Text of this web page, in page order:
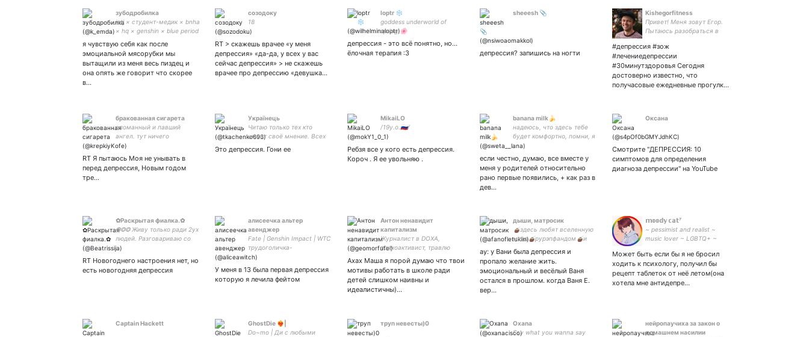
зубодробилка
intj × студент-медик × bnha
× hq × genshin × blue period
stan × юп by middfoxx ×
я чувствую себя как после
эмоциальной мясорубки мы
вытащили из меня весь пиздец и
она опять же говорит что скорее
в…
созодоку
18
RT > скажешь врачее «у меня
депрессия» «да-да, у всех у вас
сейчас депрессия» > не скажешь
врачее про депрессию «девушка…
loptr ❄
goddess underworld of
spring 🌸
депрессия - это всё понятно, но...
ёлочная терапия :3
sheeesh 📎
депрессия? запишись на ногти
Kishegorfitness
Привет! Меня зовут Егор.
Пытаюсь разобраться в
нагрузки влияют на жизнь.
#депрессия #зож
#лечениедепрессии
#30минутздоровья Сегодня
достоверно известно, что
получасовые ежедневные прогулк…
бракованная сигарета
сломанный и павший
ангел. тут ничего
особенного нет. Закрытка
RT Я пытаюсь Моя не унывать в
перед депрессия, Новым годом
тре…
Українець
Читаю только тех кто
имеет своё мнение. Всех
Это депрессия. Гони ее
MikaiLO
/19y.o.🇷🇺/
Ребзя все у кого есть депрессия.
Короч . Я ее увольняю .
banana milk🍌
надеюсь, что здесь тебе
будет комфортно, помни, я
всегда здесь, чтоб
бояться♥️ +
если честно, думаю, все вместе у
меня у родителей относительно
рано первые появились, + как раз в
дев…
Оксана
Смотрите "ДЕПРЕССИЯ: 10
симптомов для определения
диагноза депрессии" на YouTube
✿Раскрытая фиалка.✿
❂❂❂ Живу только ради 2ух
людей. Разговариваю со
своим демоном. Из
один шаг. ❂❂❂ #Взаимная
RT Новогоднего настроения нет, но
есть новогодняя депрессия
алисеечка альтер
авенджер
Fate | Genshin Impact | WTC
трудоголичка-
бездельница, фангёрлю по
когда-то рисовала, но
потом диплом прострелил
У меня в 13 была первая депрессия
которую я лечила фейтом
Антон ненавидит
капитализм
Журналист в DOXA,
психоактивист, травлю
либертарианцев,
патриархалов, нациков и
гомофобов
Ахах Маша я порой думаю что твои
мотивы работать в школе ради
детей слишком наивны и
идеалистичны)…
дыши, матросик
🧉здесь любят вселенную
мгчд🧉рурэпфандом🧉и
zhert.f1ve. делаю разные
видосики, загляните;)
ау: у Вани была депрессия и
пропало желание жить.
эмоциональный и весёлый Ваня
остался в прошлом. когда Ваня Е.
вер…
𝕞𝕠𝕠𝕕𝕪 𝕔𝕒𝕥⁷
~ pessimist and realist ~
music lover ~ LGBTQ+ ~
♥️~ description of my life in
emoji: 🏳️‍🌈🥡⛈🎶📚💸
Может быть если бы я не бросил
ходить к психологу, получил бы
рецепт таблеток от неё летом(она
хотела мне антидепре…
Captain Hackett
GhostDie ❤️‍🔥|
Do~mo | Ди с любыми
труп невесты)0
Oxana
Say what you wanna say
нейропаучиха за закон о
домашнем насилии